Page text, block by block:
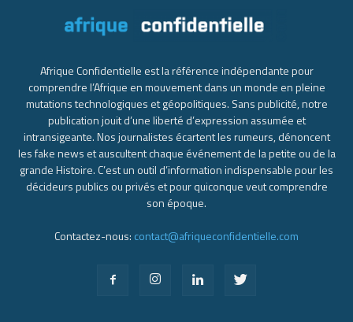
Afrique Confidentielle est la référence indépendante pour
comprendre l’Afrique en mouvement dans un monde en pleine
mutations technologiques et géopolitiques. Sans publicité, notre
publication jouit d’une liberté d’expression assumée et
intransigeante. Nos journalistes écartent les rumeurs, dénoncent
les fake news et auscultent chaque événement de la petite ou de la
grande Histoire. C’est un outil d’information indispensable pour les
décideurs publics ou privés et pour quiconque veut comprendre
son époque.
Contactez-nous: contact@afriqueconfidentielle.com